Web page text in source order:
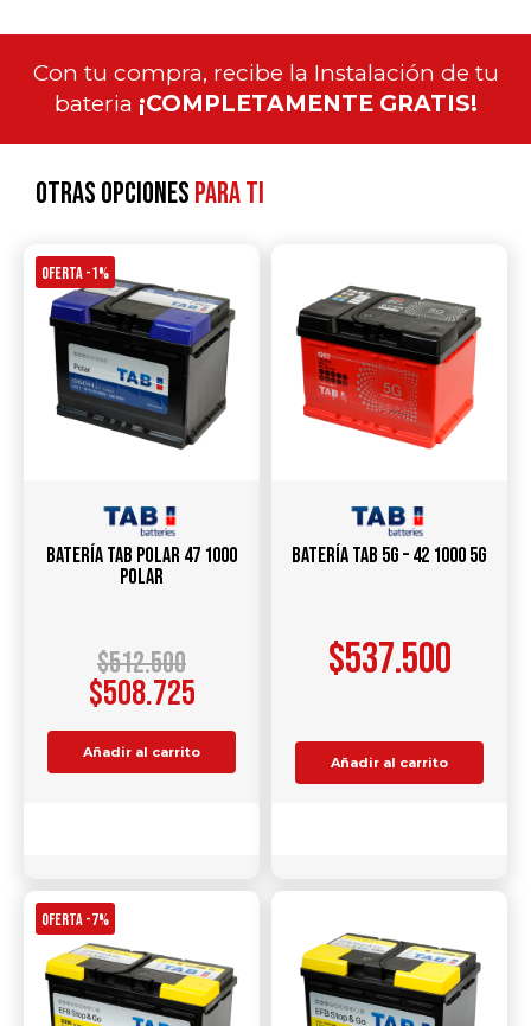
Con tu compra, recibe la Instalación de tu
bateria ¡COMPLETAMENTE GRATIS!
Otras opcionespara ti
OFERTA -1%
Batería TAB Polar 47 1000
Polar
$512.500
$508.725
Añadir al carrito
Batería TAB 5G – 42 1000 5G
$537.500
Añadir al carrito
OFERTA -7%